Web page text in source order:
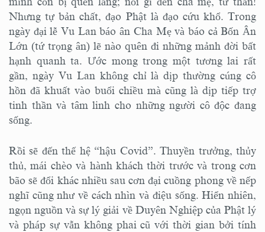
Nhưng tự bản chất, đạo Phật là đạo cứu khổ. Trong
ngày đại lễ Vu Lan báo ân Cha Mẹ và báo cả Bốn Ân
Lớn (tứ trọng ân) lẽ nào quên đi những mảnh đời bất
hạnh quanh ta. Ước mong trong một tương lai rất
gần, ngày Vu Lan không chỉ là dịp thường cúng cô
hồn đã khuất vào buổi chiều mà cũng là dịp tiếp trợ
tinh thần và tâm linh cho những người cô độc đang
sống.
Rồi sẽ đến thế hệ “hậu Covid”. Thuyền trưởng, thủy
thủ, mái chèo và hành khách thời trước và trong cơn
bão sẽ đổi khác nhiều sau cơn đại cuồng phong về nếp
nghĩ cũng như về cách nhìn và điệu sống. Hiển nhiên,
ngọn nguồn và sự lý giải về Duyên Nghiệp của Phật lý
và pháp sự vẫn không phai cũ với thời gian bởi tính